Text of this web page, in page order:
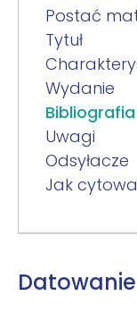
Postać
Tytuł
Wydanie
Bibliografia
Uwagi
Odsyłacze
Jak
Datowanie